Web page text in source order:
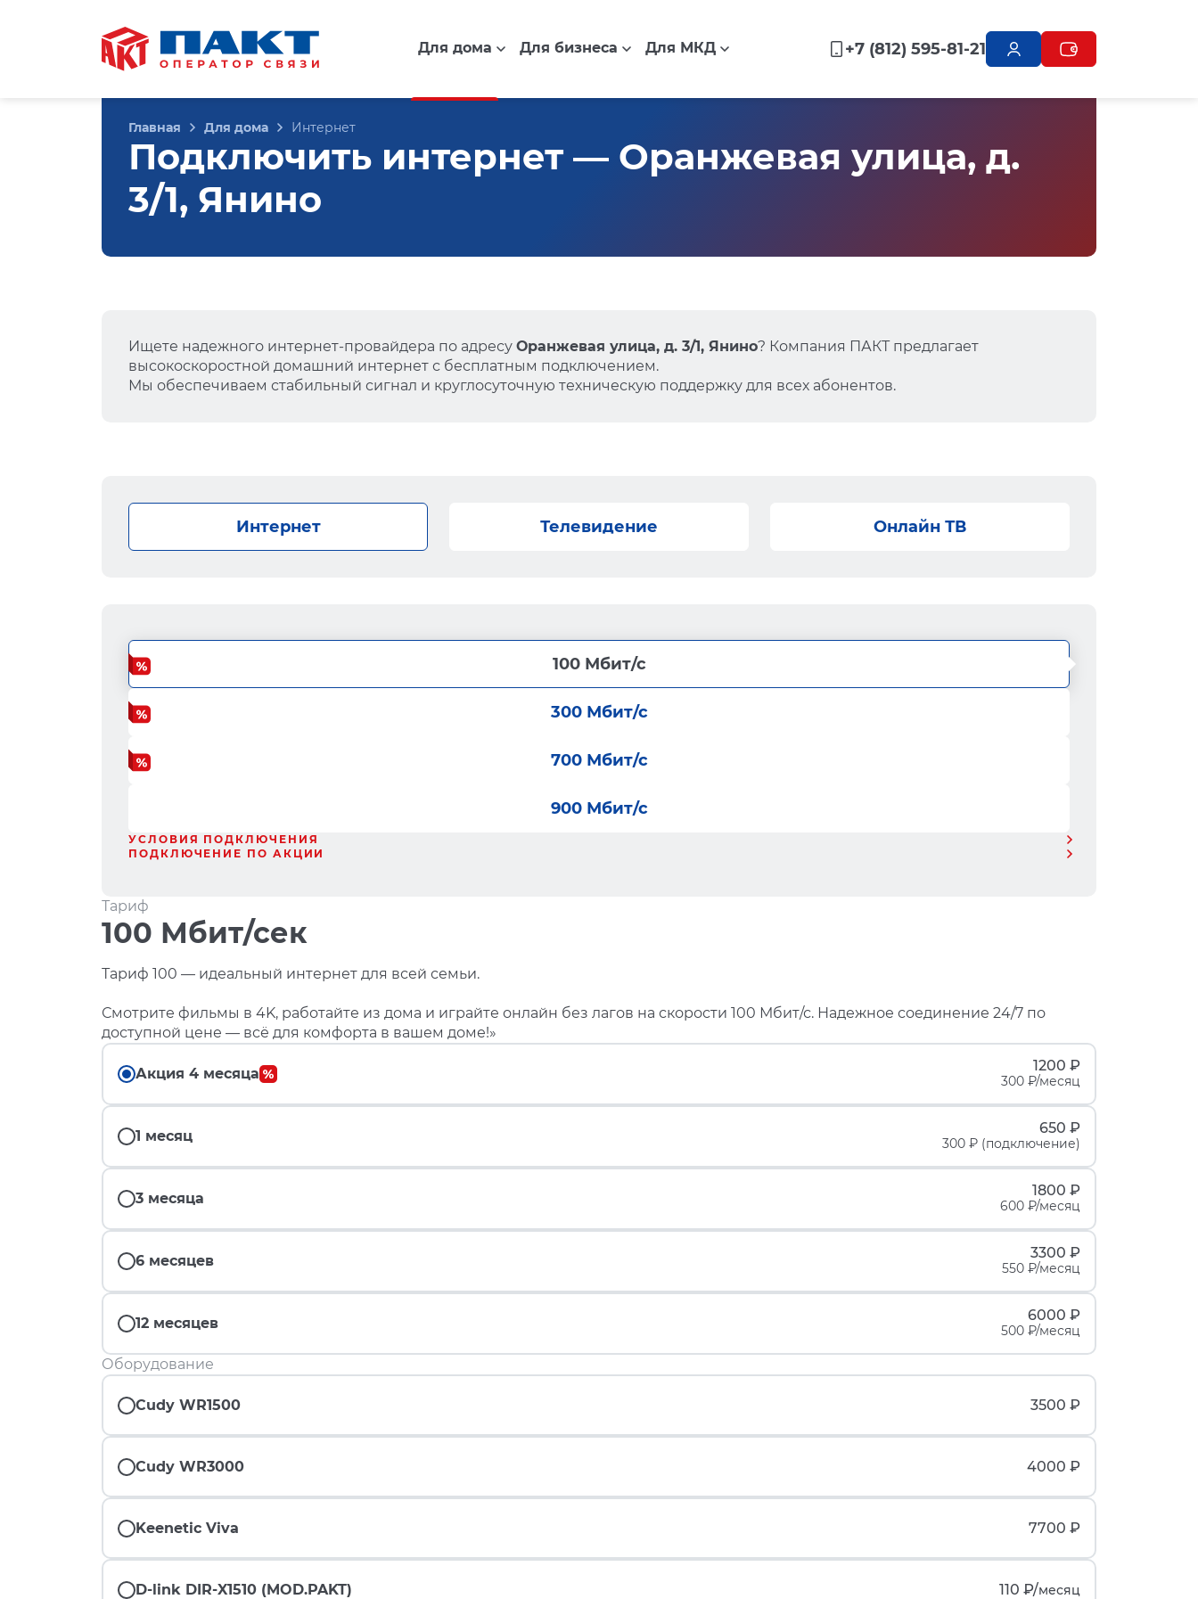
Для дома Для бизнеса Для МКД +7 (812) 595-81-21
Главная Для дома Интернет
Подключить интернет — Оранжевая улица, д.
3/1, Янино
Ищете надежного интернет-провайдера по адресу Оранжевая улица, д. 3/1, Янино? Компания ПАКТ предлагает
высокоскоростной домашний интернет с бесплатным подключением.
Мы обеспечиваем стабильный сигнал и круглосуточную техническую поддержку для всех абонентов.
Интернет Телевидение Онлайн ТВ
100 Мбит/с
300 Мбит/с
700 Мбит/с
900 Мбит/с
УСЛОВИЯ ПОДКЛЮЧЕНИЯ
ПОДКЛЮЧЕНИЕ ПО АКЦИИ
Тариф
100 Мбит/сек
Тариф 100 — идеальный интернет для всей семьи.
Смотрите фильмы в 4K, работайте из дома и играйте онлайн без лагов на скорости 100 Мбит/с. Надежное соединение 24/7 по
доступной цене — всё для комфорта в вашем доме!»
Акция 4 месяца 1200 ₽
300 ₽/месяц
1 месяц 650 ₽
300 ₽ (подключение)
3 месяца 1800 ₽
600 ₽/месяц
6 месяцев 3300 ₽
550 ₽/месяц
12 месяцев 6000 ₽
500 ₽/месяц
Оборудование
Cudy WR1500 3500 ₽
Cudy WR3000 4000 ₽
Keenetic Viva 7700 ₽
D-link DIR-X1510 (MOD.PAKT) 110 ₽/месяц